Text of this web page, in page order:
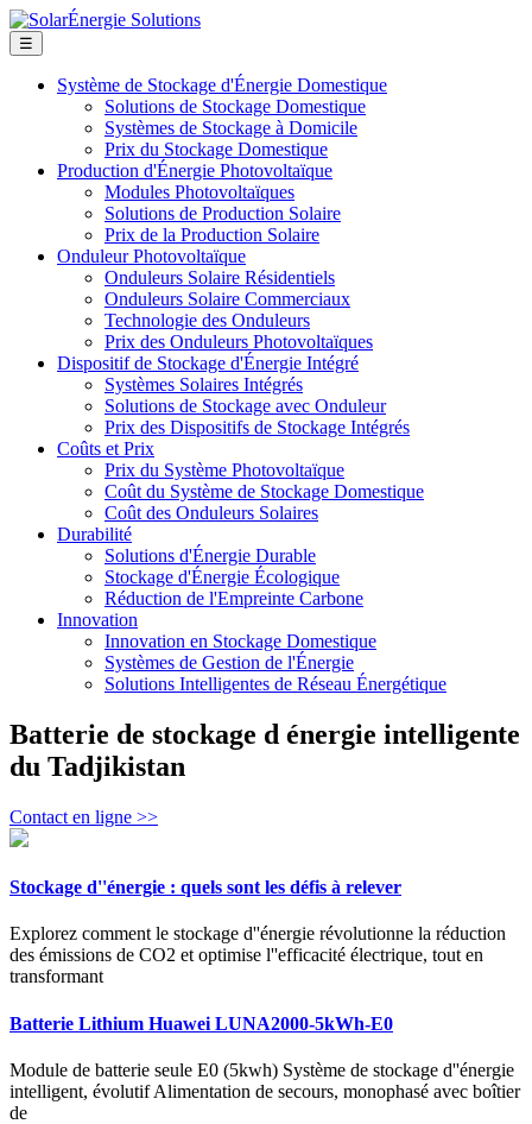
☰
Système de Stockage d'Énergie Domestique
Solutions de Stockage Domestique
Systèmes de Stockage à Domicile
Prix du Stockage Domestique
Production d'Énergie Photovoltaïque
Modules Photovoltaïques
Solutions de Production Solaire
Prix de la Production Solaire
Onduleur Photovoltaïque
Onduleurs Solaire Résidentiels
Onduleurs Solaire Commerciaux
Technologie des Onduleurs
Prix des Onduleurs Photovoltaïques
Dispositif de Stockage d'Énergie Intégré
Systèmes Solaires Intégrés
Solutions de Stockage avec Onduleur
Prix des Dispositifs de Stockage Intégrés
Coûts et Prix
Prix du Système Photovoltaïque
Coût du Système de Stockage Domestique
Coût des Onduleurs Solaires
Durabilité
Solutions d'Énergie Durable
Stockage d'Énergie Écologique
Réduction de l'Empreinte Carbone
Innovation
Innovation en Stockage Domestique
Systèmes de Gestion de l'Énergie
Solutions Intelligentes de Réseau Énergétique
Batterie de stockage d énergie intelligente
du Tadjikistan
Contact en ligne >>
Stockage d''énergie : quels sont les défis à relever
Explorez comment le stockage d''énergie révolutionne la réduction
des émissions de CO2 et optimise l''efficacité électrique, tout en
transformant
Batterie Lithium Huawei LUNA2000-5kWh-E0
Module de batterie seule E0 (5kwh) Système de stockage d''énergie
intelligent, évolutif Alimentation de secours, monophasé avec boîtier
de